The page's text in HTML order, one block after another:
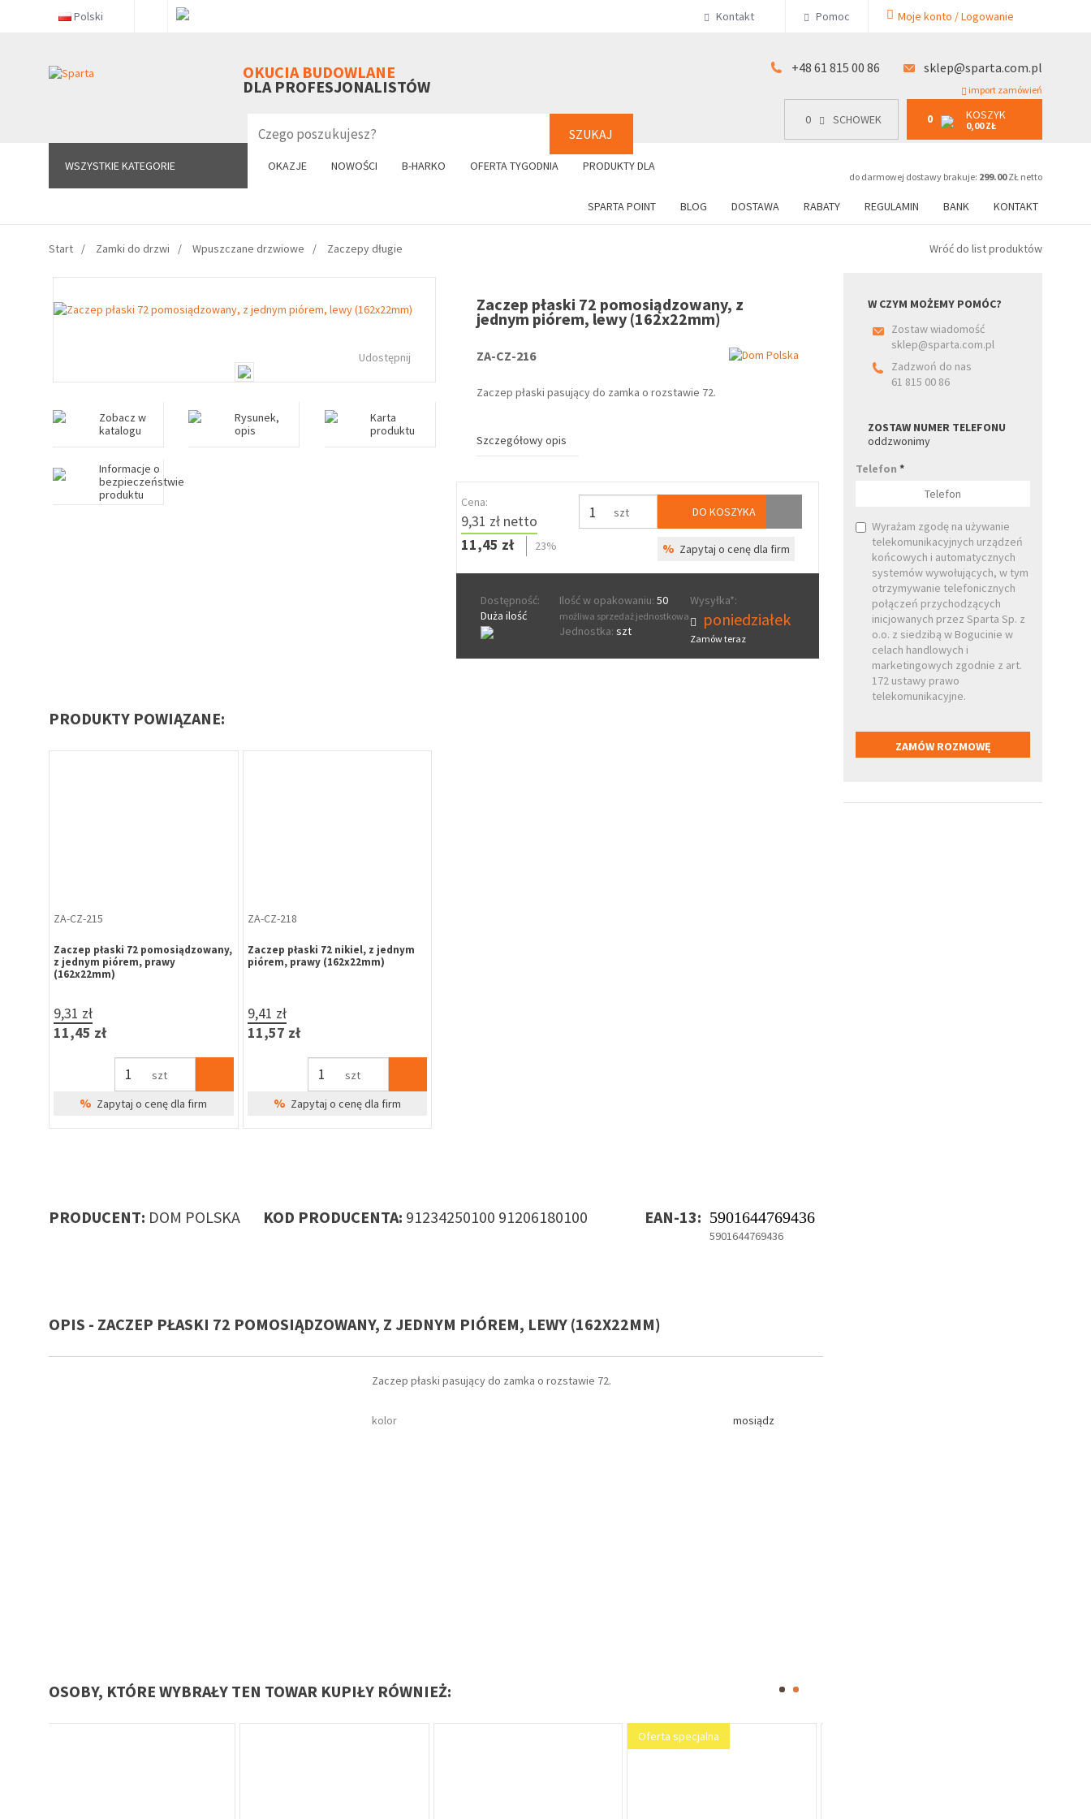
Polski Kontakt Pomoc Moje konto / Logowanie
OKUCIA BUDOWLANE
DLA PROFESJONALISTÓW
SZUKAJ
+48 61 815 00 86 sklep@sparta.com.pl
import zamówień
0 SCHOWEK 0 KOSZYK
0,00 ZŁ
do darmowej dostawy brakuje: 299.00ZŁ netto
WSZYSTKIE KATEGORIE OKAZJE NOWOŚCI B-HARKO OFERTA TYGODNIA PRODUKTY DLA
SPARTA POINT BLOG DOSTAWA RABATY REGULAMIN BANK KONTAKT
WSZYSTKIE KATEGORIE 0 SCHOWEK 0 KOSZYK
0,00 ZŁ
+48 61 815 00 86
Start Zamki do drzwi Wpuszczane drzwiowe Zaczepy długie Wróć do list produktów
Udostępnij
Zobacz w
katalogu
Rysunek,
opis
Karta
produktu
Informacje o
bezpieczeństwie
produktu
Zaczep płaski 72 pomosiądzowany, z
jednym piórem, lewy (162x22mm)
ZA-CZ-216
Zaczep płaski pasujący do zamka o rozstawie 72.
Szczegółowy opis
Cena:
9,31 zł netto
11,45 zł
23%
szt DO KOSZYKA
% Zapytaj o cenę dla firm
Dostępność:
Duża ilość
Ilość w opakowaniu: 50
możliwa sprzedaż jednostkowa
Jednostka: szt
Wysyłka*:
poniedziałek
Zamów teraz
PRODUKTY POWIĄZANE:
ZA-CZ-215
Zaczep płaski 72 pomosiądzowany,
z jednym piórem, prawy
(162x22mm)
9,31 zł
11,45 zł
szt
% Zapytaj o cenę dla firm
ZA-CZ-218
Zaczep płaski 72 nikiel, z jednym
piórem, prawy (162x22mm)
9,41 zł
11,57 zł
szt
% Zapytaj o cenę dla firm
PRODUCENT: DOM POLSKA KOD PRODUCENTA: 91234250100 91206180100 EAN-13: 5901644769436
5901644769436
OPIS - ZACZEP PŁASKI 72 POMOSIĄDZOWANY, Z JEDNYM PIÓREM, LEWY (162X22MM)
Zaczep płaski pasujący do zamka o rozstawie 72.
kolor mosiądz
OSOBY, KTÓRE WYBRAŁY TEN TOWAR KUPIŁY RÓWNIEŻ:
Oferta specjalna
W CZYM MOŻEMY POMÓC?
Zostaw wiadomość
sklep@sparta.com.pl
Zadzwoń do nas
61 815 00 86
ZOSTAW NUMER TELEFONU
oddzwonimy
Telefon*
Wyrażam zgodę na używanie
telekomunikacyjnych urządzeń
końcowych i automatycznych
systemów wywołujących, w tym
otrzymywanie telefonicznych
połączeń przychodzących
inicjowanych przez Sparta Sp. z
o.o. z siedzibą w Bogucinie w
celach handlowych i
marketingowych zgodnie z art.
172 ustawy prawo
telekomunikacyjne.